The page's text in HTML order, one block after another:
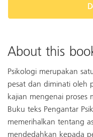
About this
Psikologi merupakan
pesat dan diminati oleh
kajian mengenai
Buku teks Pengantar
memerihalkan tentang